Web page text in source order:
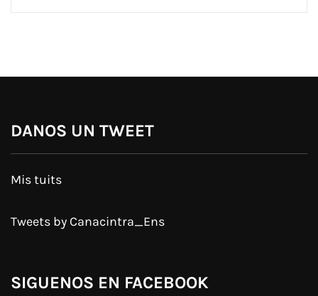
DANOS UN TWEET
Mis tuits
Tweets by Canacintra_Ens
SIGUENOS EN FACEBOOK